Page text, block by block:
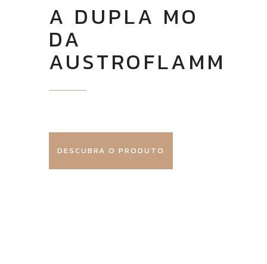
A DUPLA MO
DA
AUSTROFLAMM
DESCUBRA O PRODUTO